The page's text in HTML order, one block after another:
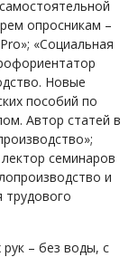
опросникам –
«Социальная
Новые
пособий по
Автор статей в
семинаров
и
трудового
– без воды, с